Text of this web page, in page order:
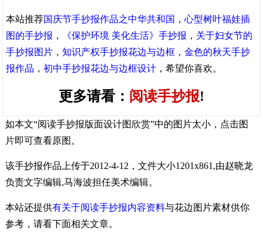
本站推荐国庆节手抄报作品之中华共和国 ，心型树叶福娃插
图的手抄报 ， 《保护环境 美化生活》手抄报 ， 关于妇女节的
手抄报图片 ，知识产权手抄报花边与边框 ，金色的秋天手抄
报作品 ，初中手抄报花边与边框设计 ，希望你喜欢。
更多请看： 阅读手抄报!
如本文“阅读手抄报版面设计图欣赏”中的图片太小，点击图
片即可查看原图。
该手抄报作品上传于2012-4-12，文件大小1201x861,由赵晓龙
负责文字编辑,马海波担任美术编辑。
本站还提供有关于阅读手抄报内容资料与花边图片素材供你
参考，请看下面相关文章。